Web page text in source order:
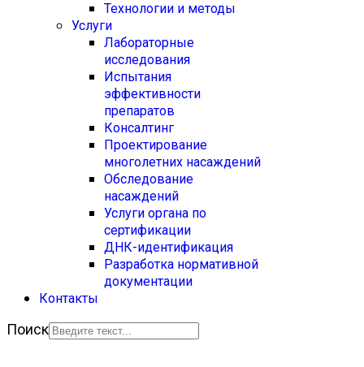
Технологии и методы
Услуги
Лабораторные
исследования
Испытания
эффективности
препаратов
Консалтинг
Проектирование
многолетних насаждений
Обследование
насаждений
Услуги органа по
сертификации
ДНК-идентификация
Разработка нормативной
документации
Контакты
Поиск